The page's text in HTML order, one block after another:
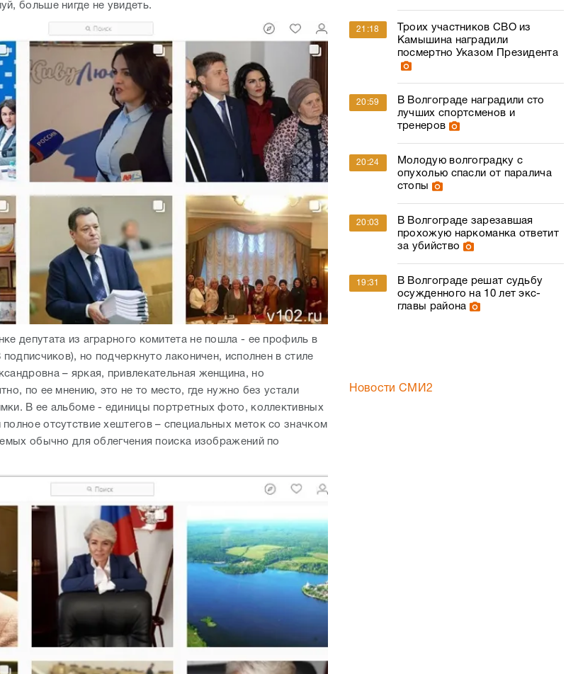
больше нигде не увидеть.
депутата из аграрного комитета не пошла - ее профиль в
но подчеркнуто лаконичен, исполнен в стиле
– яркая, привлекательная женщина, но
по ее мнению, это не то место, где нужно без устали
В ее альбоме - единицы портретных фото, коллективных
отсутствие хештегов – специальных меток со значком
обычно для облегчения поиска изображений по
21:18
Троих участников СВО из
Камышина наградили
посмертно Указом Президента
20:59
В Волгограде наградили сто
лучших спортсменов и
тренеров
20:24
Молодую волгоградку с
опухолью спасли от паралича
стопы
20:03
В Волгограде зарезавшая
прохожую наркоманка ответит
за убийство
19:31
В Волгограде решат судьбу
осужденного на 10 лет экс-
главы района
Новости СМИ2